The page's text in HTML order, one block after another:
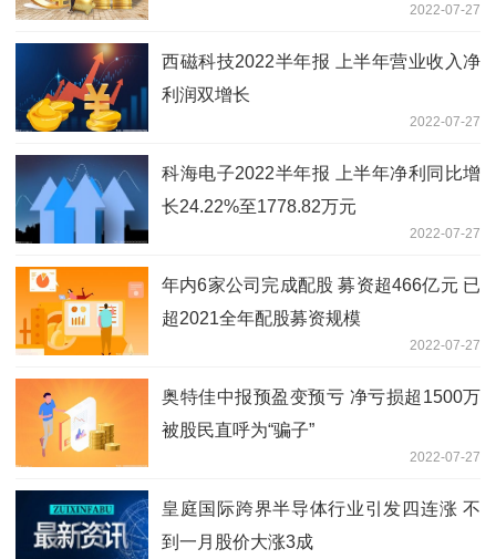
2022-07-27
西磁科技2022半年报 上半年营业收入净
利润双增长
2022-07-27
科海电子2022半年报 上半年净利同比增
长24.22%至1778.82万元
2022-07-27
年内6家公司完成配股 募资超466亿元 已
超2021全年配股募资规模
2022-07-27
奥特佳中报预盈变预亏 净亏损超1500万
被股民直呼为“骗子”
2022-07-27
皇庭国际跨界半导体行业引发四连涨 不
到一月股价大涨3成